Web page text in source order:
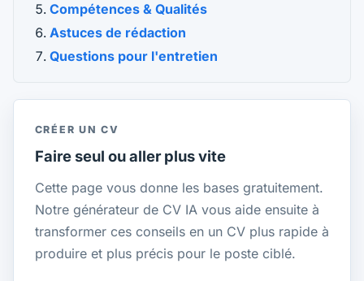
Compétences & Qualités
Astuces de rédaction
Questions pour l'entretien
CRÉER UN CV
Faire seul ou aller plus vite
Cette page vous donne les bases gratuitement.
Notre générateur de CV IA vous aide ensuite à
transformer ces conseils en un CV plus rapide à
produire et plus précis pour le poste ciblé.